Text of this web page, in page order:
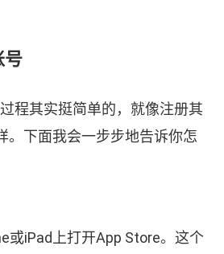
号
程其实挺简单的，就像注册其
。下面我会一步步地告诉你怎
或iPad上打开App Store。这个